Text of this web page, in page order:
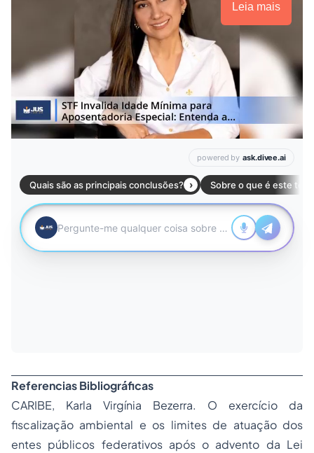
Leia mais
Referencias Bibliográficas
CARIBE, Karla Virgínia Bezerra. O exercício da
fiscalização ambiental e os limites de atuação dos
entes públicos federativos após o advento da Lei